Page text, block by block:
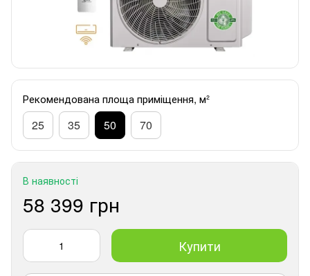
Рекомендована площа приміщення, м²
25 35 50 70
В наявності
58 399 грн
Купити